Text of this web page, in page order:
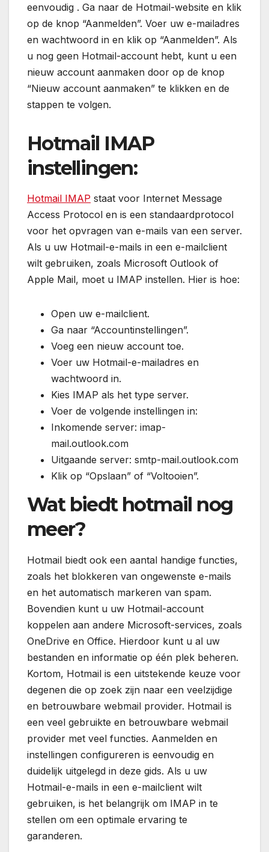
eenvoudig . Ga naar de Hotmail-website en klik
op de knop “Aanmelden”. Voer uw e-mailadres
en wachtwoord in en klik op “Aanmelden”. Als
u nog geen Hotmail-account hebt, kunt u een
nieuw account aanmaken door op de knop
“Nieuw account aanmaken” te klikken en de
stappen te volgen.
Hotmail IMAP
instellingen:
Hotmail IMAP staat voor Internet Message
Access Protocol en is een standaardprotocol
voor het opvragen van e-mails van een server.
Als u uw Hotmail-e-mails in een e-mailclient
wilt gebruiken, zoals Microsoft Outlook of
Apple Mail, moet u IMAP instellen. Hier is hoe:
Open uw e-mailclient.
Ga naar “Accountinstellingen”.
Voeg een nieuw account toe.
Voer uw Hotmail-e-mailadres en
wachtwoord in.
Kies IMAP als het type server.
Voer de volgende instellingen in:
Inkomende server: imap-
mail.outlook.com
Uitgaande server: smtp-mail.outlook.com
Klik op “Opslaan” of “Voltooien”.
Wat biedt hotmail nog
meer?
Hotmail biedt ook een aantal handige functies,
zoals het blokkeren van ongewenste e-mails
en het automatisch markeren van spam.
Bovendien kunt u uw Hotmail-account
koppelen aan andere Microsoft-services, zoals
OneDrive en Office. Hierdoor kunt u al uw
bestanden en informatie op één plek beheren.
Kortom, Hotmail is een uitstekende keuze voor
degenen die op zoek zijn naar een veelzijdige
en betrouwbare webmail provider. Hotmail is
een veel gebruikte en betrouwbare webmail
provider met veel functies. Aanmelden en
instellingen configureren is eenvoudig en
duidelijk uitgelegd in deze gids. Als u uw
Hotmail-e-mails in een e-mailclient wilt
gebruiken, is het belangrijk om IMAP in te
stellen om een optimale ervaring te
garanderen.